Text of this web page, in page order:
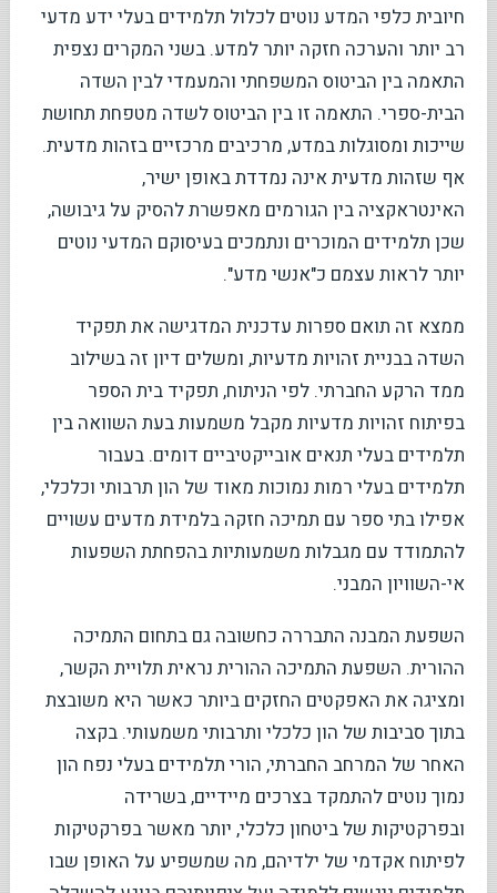
חיובית כלפי המדע נוטים לכלול תלמידים בעלי ידע מדעי
רב יותר והערכה חזקה יותר למדע. בשני המקרים נצפית
התאמה בין הביטוס המשפחתי והמעמדי לבין השדה
הבית-ספרי. התאמה זו בין הביטוס לשדה מטפחת תחושת
שייכות ומסוגלות במדע, מרכיבים מרכזיים בזהות מדעית.
אף שזהות מדעית אינה נמדדת באופן ישיר,
האינטראקציה בין הגורמים מאפשרת להסיק על גיבושה,
שכן תלמידים המוכרים ונתמכים בעיסוקם המדעי נוטים
יותר לראות עצמם כ"אנשי מדע".
ממצא זה תואם ספרות עדכנית המדגישה את תפקיד
השדה בבניית זהויות מדעיות, ומשלים דיון זה בשילוב
ממד הרקע החברתי. לפי הניתוח, תפקיד בית הספר
בפיתוח זהויות מדעיות מקבל משמעות בעת השוואה בין
תלמידים בעלי תנאים אובייקטיביים דומים. בעבור
תלמידים בעלי רמות נמוכות מאוד של הון תרבותי וכלכלי,
אפילו בתי ספר עם תמיכה חזקה בלמידת מדעים עשויים
להתמודד עם מגבלות משמעותיות בהפחתת השפעות
אי-השוויון המבני.
השפעת המבנה התבררה כחשובה גם בתחום התמיכה
ההורית. השפעת התמיכה ההורית נראית תלויית הקשר,
ומציגה את האפקטים החזקים ביותר כאשר היא משובצת
בתוך סביבות של הון כלכלי ותרבותי משמעותי. בקצה
האחר של המרחב החברתי, הורי תלמידים בעלי נפח הון
נמוך נוטים להתמקד בצרכים מיידיים, בשרידה
ובפרקטיקות של ביטחון כלכלי, יותר מאשר בפרקטיקות
לפיתוח אקדמי של ילדיהם, מה שמשפיע על האופן שבו